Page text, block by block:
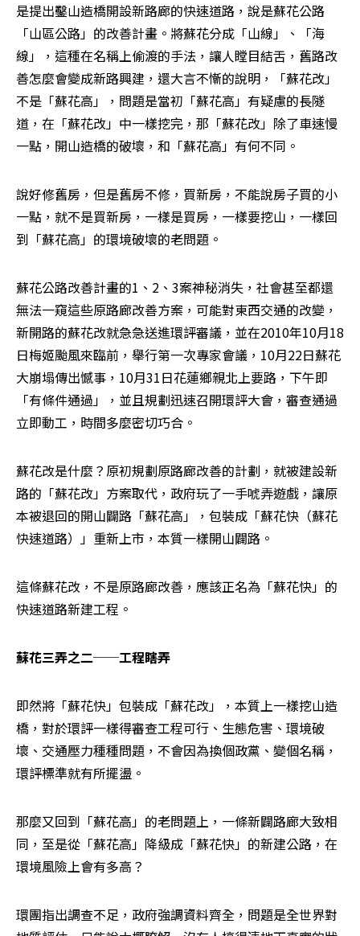
是提出鑿山造橋開設新路廊的快速道路，說是蘇花公路
「山區公路」的改善計畫。將蘇花分成「山線」、「海
線」，這種在名稱上偷渡的手法，讓人瞠目結舌，舊路改
善怎麼會變成新路興建，還大言不慚的說明，「蘇花改」
不是「蘇花高」，問題是當初「蘇花高」有疑慮的長隧
道，在「蘇花改」中一樣挖完，那「蘇花改」除了車速慢
一點，開山造橋的破壞，和「蘇花高」有何不同。
說好修舊房，但是舊房不修，買新房，不能說房子買的小
一點，就不是買新房，一樣是買房，一樣要挖山，一樣回
到「蘇花高」的環境破壞的老問題。
蘇花公路改善計畫的1、2、3案神秘消失，社會甚至都還
無法一窺這些原路廊改善方案，可能對東西交通的改變，
新開路的蘇花改就急急送進環評審議，並在2010年10月18
日梅姬颱風來臨前，舉行第一次專家會議，10月22日蘇花
大崩塌傳出憾事，10月31日花蓮鄉親北上要路，下午即
「有條件通過」，並且規劃迅速召開環評大會，審查通過
立即動工，時間多麼密切巧合。
蘇花改是什麼？原初規劃原路廊改善的計劃，就被建設新
路的「蘇花改」方案取代，政府玩了一手唬弄遊戲，讓原
本被退回的開山闢路「蘇花高」，包裝成「蘇花快（蘇花
快速道路）」重新上市，本質一樣開山闢路。
這條蘇花改，不是原路廊改善，應該正名為「蘇花快」的
快速道路新建工程。
蘇花三弄之二──工程瞎弄
即然將「蘇花快」包裝成「蘇花改」，本質上一樣挖山造
橋，對於環評一樣得審查工程可行、生態危害、環境破
壞、交通壓力種種問題，不會因為換個政黨、變個名稱，
環評標準就有所擺盪。
那麼又回到「蘇花高」的老問題上，一條新闢路廊大致相
同，至是從「蘇花高」降級成「蘇花快」的新建公路，在
環境風險上會有多高？
環團指出調查不足，政府強調資料齊全，問題是全世界對